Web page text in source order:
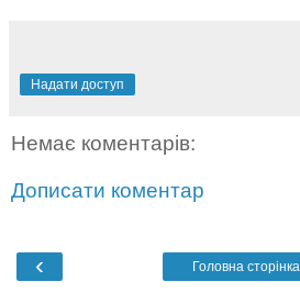
Надати доступ
Немає коментарів:
Дописати коментар
‹ Головна сторінка